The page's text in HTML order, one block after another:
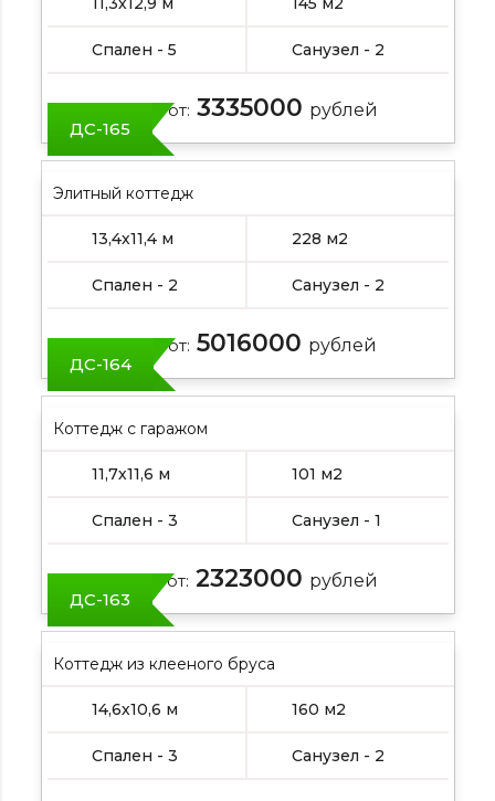
Спален - 5 Санузел - 2
Цена от: 3335000 рублей
ДС-165
Элитный коттедж
13,4х11,4 м 228 м2
Спален - 2 Санузел - 2
Цена от: 5016000 рублей
ДС-164
Коттедж с гаражом
11,7х11,6 м 101 м2
Спален - 3 Санузел - 1
Цена от: 2323000 рублей
ДС-163
Коттедж из клееного бруса
14,6х10,6 м 160 м2
Спален - 3 Санузел - 2